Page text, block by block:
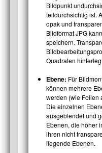
Bildpunkt
teildurchsichtig ist.
opak und
Bildformat JPG
speichern.
Quadraten
Ebene: Für
können mehrere
werden (wie Folien
Die einzelnen
ausgeblendet und
Ebenen, die höher
ihren nicht
liegende Ebenen.